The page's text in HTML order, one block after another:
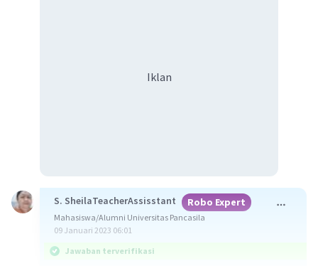
Iklan
S. SheilaTeacherAssisstant Robo Expert
Mahasiswa/Alumni Universitas Pancasila
09 Januari 2023 06:01
Jawaban terverifikasi